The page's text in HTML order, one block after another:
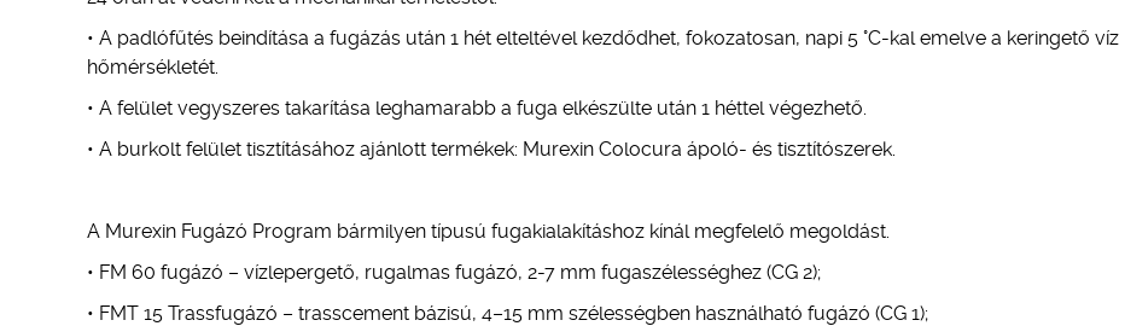
• A padlófűtés beindítása a fugázás után 1 hét elteltével kezdődhet, fokozatosan, napi 5 °C-kal emelve a keringető víz
hőmérsékletét.
• A felület vegyszeres takarítása leghamarabb a fuga elkészülte után 1 héttel végezhető.
• A burkolt felület tisztításához ajánlott termékek: Murexin Colocura ápoló- és tisztítószerek.
A Murexin Fugázó Program bármilyen típusú fugakialakításhoz kínál megfelelő megoldást.
• FM 60 fugázó – vízlepergető, rugalmas fugázó, 2-7 mm fugaszélességhez (CG 2);
• FMT 15 Trassfugázó – trasscement bázisú, 4–15 mm szélességben használható fugázó (CG 1);